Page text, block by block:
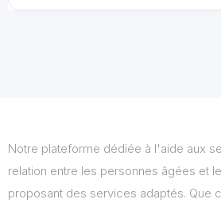
Notre plateforme dédiée à l'aide aux
relation entre les personnes âgées et
proposant des services adaptés. Que